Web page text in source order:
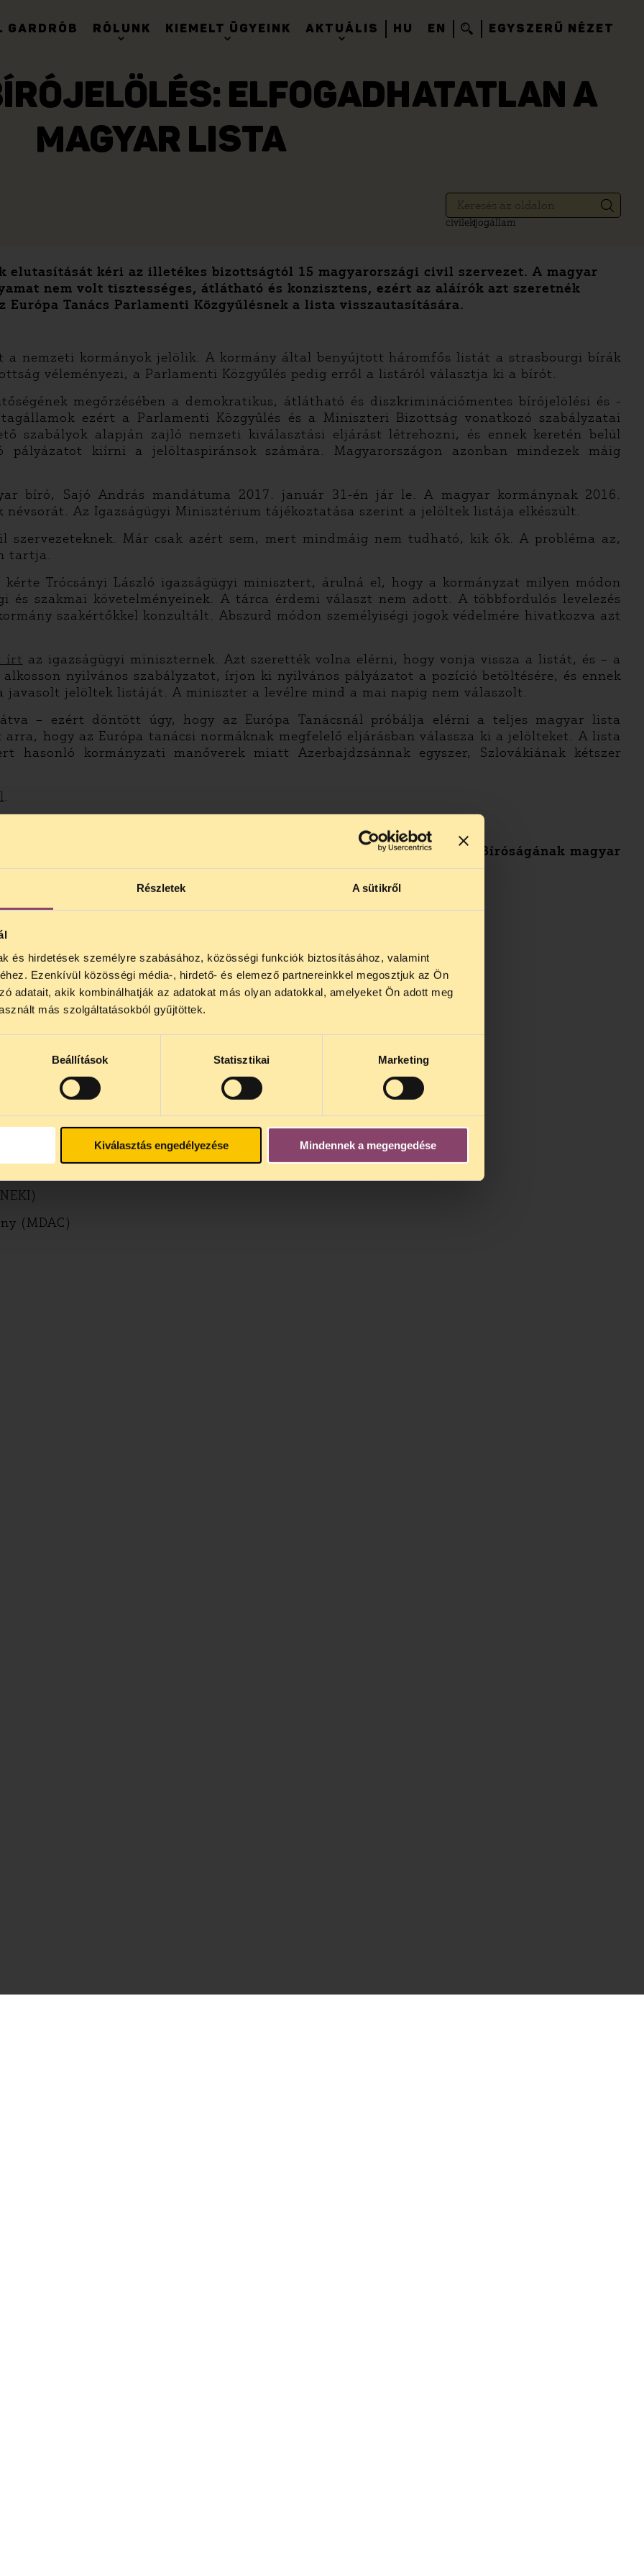
Részletek A sütikről
és hirdetések személyre szabásához, közösségi funkciók biztosításához, valamint
Ezenkívül közösségi média-, hirdető- és elemező partnereinkkel megosztjuk az Ön
adatait, akik kombinálhatják az adatokat más olyan adatokkal, amelyeket Ön adott meg
más szolgáltatásokból gyűjtöttek.
Beállítások Statisztikai Marketing
Kiválasztás engedélyezése Mindennek a megengedése
GARDRÓB RÓLUNK KIEMELT ÜGYEINK AKTUÁLIS HU EN EGYSZERŰ NÉZET
ELFOGADHATATLAN A
MAGYAR LISTA
civilekjogállam
kéri az illetékes bizottságtól 15 magyarországi civil szervezet. A magyar
nem volt tisztességes, átlátható és konzisztens, ezért az aláírók azt szeretnék
Tanács Parlamenti Közgyűlésnek a lista visszautasítására.
a nemzeti kormányok jelölik. A kormány által benyújtott háromfős listát a strasbourgi bírák
véleményezi, a Parlamenti Közgyűlés pedig erről a listáról választja ki a bírót.
megőrzésében a demokratikus, átlátható és diszkriminációmentes bírójelölési és -
ezért a Parlamenti Közgyűlés és a Miniszteri Bizottság vonatkozó szabályzatai
szabályok alapján zajló nemzeti kiválasztási eljárást létrehozni, és ennek keretén belül
kiírni a jelöltaspiránsok számára. Magyarországon azonban mindezek máig
bíró, Sajó András mandátuma 2017. január 31-én jár le. A magyar kormánynak 2016.
Az Igazságügyi Minisztérium tájékoztatása szerint a jelöltek listája elkészült.
szervezeteknek. Már csak azért sem, mert mindmáig nem tudható, kik ők. A probléma az,
tartja.
Trócsányi László igazságügyi minisztert, árulná el, hogy a kormányzat milyen módon
szakmai követelményeinek. A tárca érdemi választ nem adott. A többfordulós levelezés
szakértőkkel konzultált. Abszurd módon személyiségi jogok védelmére hivatkozva azt
írt az igazságügyi miniszternek. Azt szerették volna elérni, hogy vonja vissza a listát, és – a
nyilvános szabályzatot, írjon ki nyilvános pályázatot a pozíció betöltésére, és ennek
javasolt jelöltek listáját. A miniszter a levélre mind a mai napig nem válaszolt.
– ezért döntött úgy, hogy az Európa Tanácsnál próbálja elérni a teljes magyar lista
hogy az Európa tanácsi normáknak megfelelő eljárásban válassza ki a jelölteket. A lista
hasonló kormányzati manőverek miatt Azerbajdzsánnak egyszer, Szlovákiának kétszer
.
visszavonta eddigi három jelöltjét az Emberi Jogok Európai Bíróságának magyar
(CFCF)
(MDAC)
JOGSEGÉLY SZÜNET!
Tájékoztatjuk, hogy
telefonos jogsegélyünk július 27 és
között szünetel
. Az első telefonos jogsegély
augusztus 25-én
15 óra között lesz
jogsegely@tasz.hu